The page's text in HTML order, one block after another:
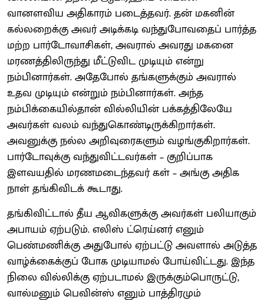
வானளவிய அதிகாரம் படைத்தவர். தன் மகனின்
கல்லறைக்கு அவர் அடிக்கடி வந்துபோவதைப் பார்த்த
மற்ற பார்டோவாசிகள், அவரால் அவரது மகனை
மரணத்திலிருந்து மீட்டுவிட முடியும் என்று
நம்பினார்கள். அதேபோல் தங்களுக்கும் அவரால்
உதவ முடியும் என்றும் நம்பினார்கள். அந்த
நம்பிக்கையில்தான் வில்லியின் பக்கத்திலேயே
அவர்கள் வலம் வந்துகொண்டிருக்கிறார்கள்.
அவனுக்கு நல்ல அறிவுரைகளும் வழங்குகிறார்கள்.
பார்டோவுக்கு வந்துவிட்டவர்கள் – குறிப்பாக
இளவயதில் மரணமடைந்தவர் கள் – அங்கு அதிக
நாள் தங்கிவிடக் கூடாது.
தங்கிவிட்டால் தீய ஆவிகளுக்கு அவர்கள் பலியாகும்
அபாயம் ஏற்படும். எலிஸ் ட்ரெய்னர் எனும்
பெண்மணிக்கு அதுபோல் ஏற்பட்டு அவளால் அடுத்த
வாழ்க்கைக்குப் போக முடியாமல் போய்விட்டது. இந்த
நிலை வில்லிக்கு ஏற்படாமல் இருக்கும்பொருட்டு,
வால்மனும் பெவின்ஸ் எனும் பாத்திரமும்